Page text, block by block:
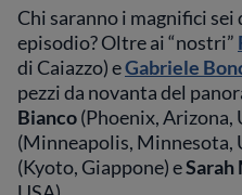
Chi saranno i magnifici
episodio? Oltre ai “nostri”
di Caiazzo) eGabriele
pezzi da novanta del
Bianco(Phoenix, Arizona,
(Minneapolis, Minnesota,
(Kyoto, Giappone) e